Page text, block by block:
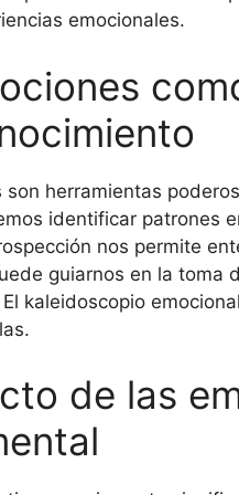
emocionales.
son herramientas
identificar patrones
nos permite
guiarnos en la toma
kaleidoscopio
de las